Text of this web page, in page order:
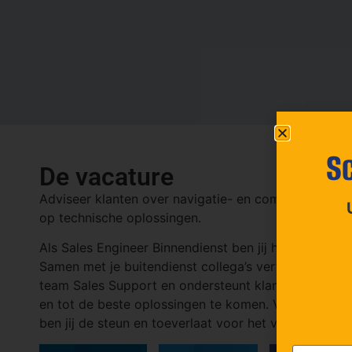
De vacature
Adviseer klanten over navigatie- en
op technische oplossingen.
Als Sales Engineer Binnendienst ben jij het eerste
Samen met je buitendienst collega’s vertaal je
team Sales Support en ondersteunt klanten via
en tot de beste oplossingen te komen. Verder ben
ben jij de steun en toeverlaat voor het